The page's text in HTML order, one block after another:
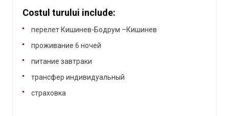
Costul turului include:
перелет Кишинев-Бодрум –Кишинев
проживание 6 ночей
питание завтраки
трансфер индивидуальный
страховка